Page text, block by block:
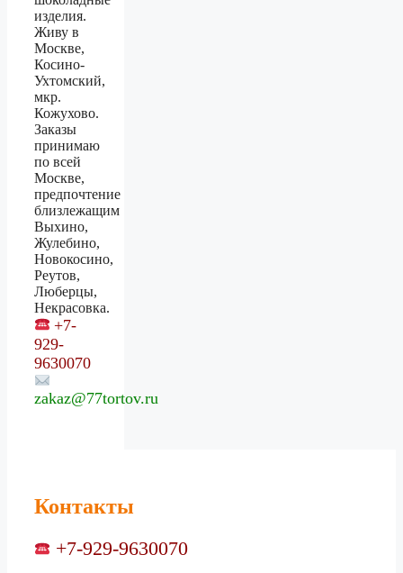
изделия.
Живу в
Москве,
Косино-
Ухтомский,
мкр.
Кожухово.
Заказы
принимаю
по всей
Москве,
предпочтение
близлежащим
Выхино,
Жулебино,
Новокосино,
Реутов,
Люберцы,
Некрасовка.
+7-
929-
9630070
zakaz@77tortov.ru
Контакты
+7-929-9630070